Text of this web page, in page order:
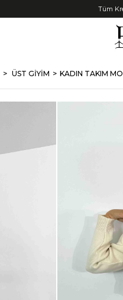
Tüm
ÜST GİYİM KADIN TAKIM